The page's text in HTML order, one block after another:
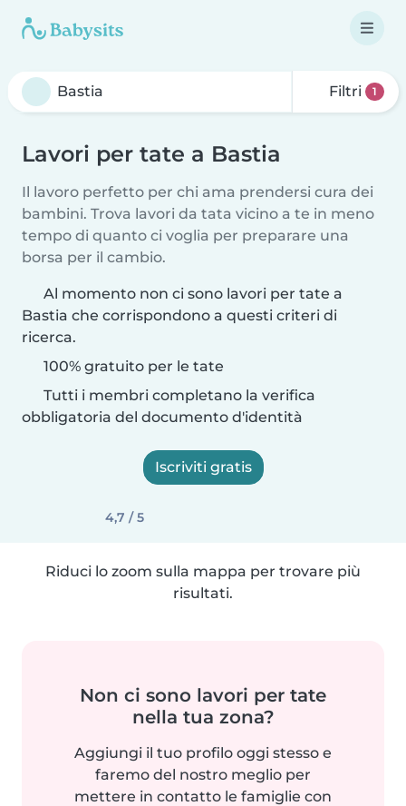
Filtri 1
Lavori per tate a Bastia
Il lavoro perfetto per chi ama prendersi cura dei
bambini. Trova lavori da tata vicino a te in meno
tempo di quanto ci voglia per preparare una
borsa per il cambio.
Al momento non ci sono lavori per tate a
Bastia che corrispondono a questi criteri di
ricerca.
100% gratuito per le tate
Tutti i membri completano la verifica
obbligatoria del documento d'identità
Iscriviti gratis
4,7 / 5
Riduci lo zoom sulla mappa per trovare più
risultati.
Non ci sono lavori per tate
nella tua zona?
Aggiungi il tuo profilo oggi stesso e
faremo del nostro meglio per
mettere in contatto le famiglie con